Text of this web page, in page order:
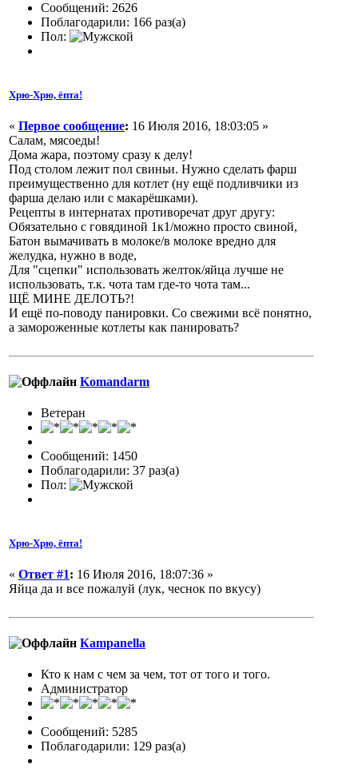
Сообщений: 2626
Поблагодарили: 166 раз(а)
Пол:
Хрю-Хрю, ёпта!
« Первое сообщение: 16 Июля 2016, 18:03:05 »
Салам, мясоеды!
Дома жара, поэтому сразу к делу!
Под столом лежит пол свиньи. Нужно сделать фарш
преимущественно для котлет (ну ещё подливчики из
фарша делаю или с макарёшками).
Рецепты в интернатах противоречат друг другу:
Обязательно с говядиной 1к1/можно просто свиной,
Батон вымачивать в молоке/в молоке вредно для
желудка, нужно в воде,
Для "сцепки" использовать желток/яйца лучше не
использовать, т.к. чота там где-то чота там...
ЩЁ МИНЕ ДЕЛОТЬ?!
И ещё по-поводу панировки. Со свежими всё понятно,
а замороженные котлеты как панировать?
Komandarm
Ветеран
Сообщений: 1450
Поблагодарили: 37 раз(а)
Пол:
Хрю-Хрю, ёпта!
« Ответ #1: 16 Июля 2016, 18:07:36 »
Яйца да и все пожалуй (лук, чеснок по вкусу)
Кampanella
Кто к нам с чем за чем, тот от того и того.
Администратор
Сообщений: 5285
Поблагодарили: 129 раз(а)